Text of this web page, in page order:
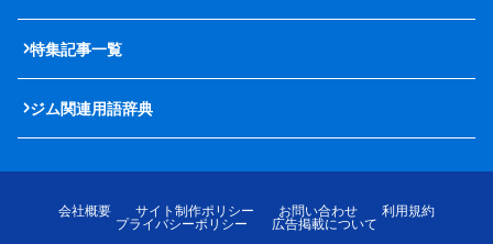
特集記事一覧
ジム関連用語辞典
会社概要 サイト制作ポリシー お問い合わせ
利用規約
プライバシーポリシー
広告掲載について